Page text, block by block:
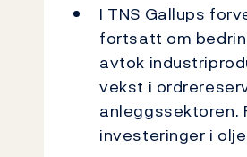
I TNS Gallups
fortsatt om
avtok
vekst i
anleggssektoren.
investeringer i